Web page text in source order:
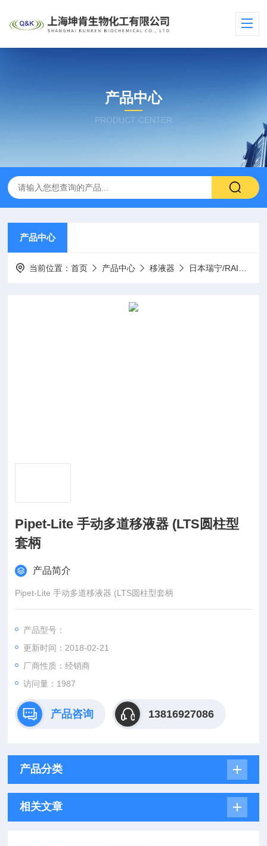
产品中心
PRODUCT CENTER
产品中心
当前位置：首页 产品中心 移液器 日本瑞宁/RAININ/ 移液器
Pipet-Lite 手动多道移液器 (LTS圆柱型
套柄
产品简介
Pipet-Lite 手动多道移液器 (LTS圆柱型套柄
产品型号：
更新时间：2018-02-21
厂商性质：经销商
访问量：1987
产品咨询 13816927086
产品分类
相关文章